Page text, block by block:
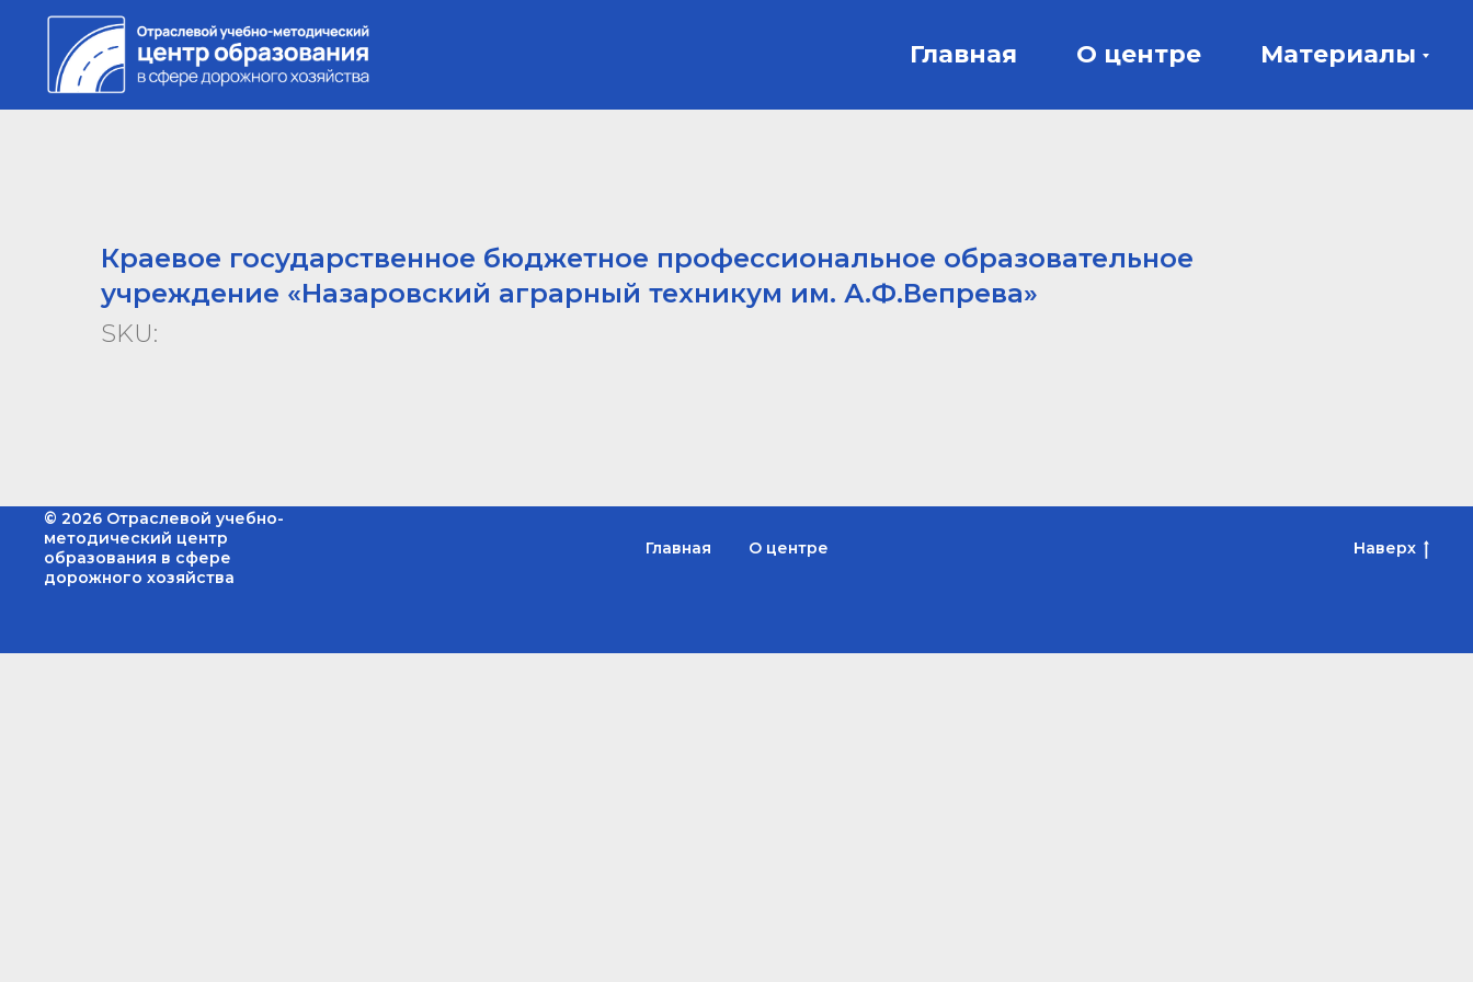
Главная О центре Материалы
Краевое государственное бюджетное профессиональное образовательное
учреждение «Назаровский аграрный техникум им. А.Ф.Вепрева»
SKU:
© 2026 Отраслевой учебно-
методический центр
образования в сфере
дорожного хозяйства
Главная О центре Наверх